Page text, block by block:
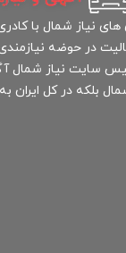
های نیاز شمال با
در حوضه
سایت نیاز شمال
بلکه در کل ایران